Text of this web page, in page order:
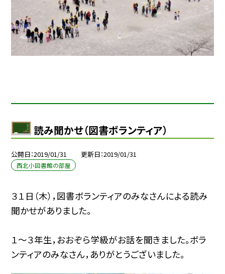
読み聞かせ（図書ボランティア）
公開日 2019/01/31 更新日 2019/01/31
西北小図書館の部屋
３１日（木），図書ボランティアのみなさんによる読み
聞かせがありました。
１〜３年生，おおぞら学級がお話を聞きました。ボラ
ンティアのみなさん，ありがとうございました。